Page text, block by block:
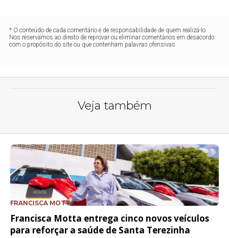
* O conteúdo de cada comentário é de responsabilidade de quem realizá-lo.
Nos reservamos ao direito de reprovar ou eliminar comentários em desacordo
com o propósito do site ou que contenham palavras ofensivas.
Veja também
FRANCISCA MOTTA
Francisca Motta entrega cinco novos veículos
para reforçar a saúde de Santa Terezinha